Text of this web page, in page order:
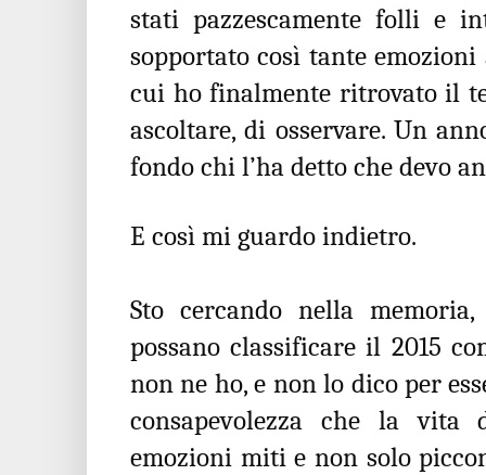
stati pazzescamente folli e
sopportato così tante
cui ho finalmente ritrovato il
ascoltare, di osservare. Un
fondo chi l’ha detto che devo
E così mi guardo indietro.
Sto cercando nella
possano classificare il 2015
non ne ho, e non lo dico per
consapevolezza che la vita
emozioni miti e non solo